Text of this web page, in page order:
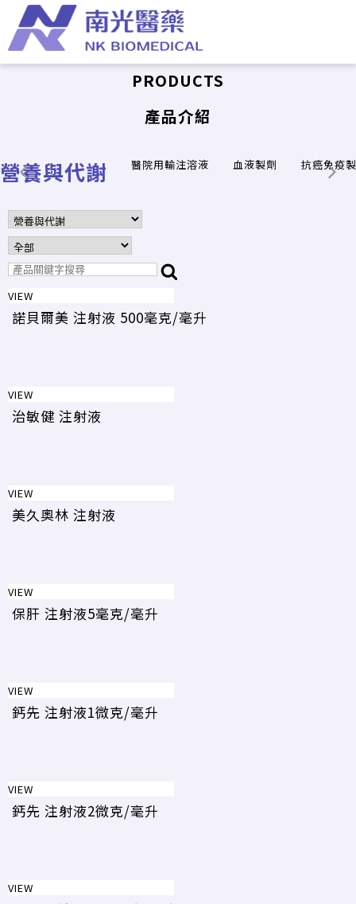
PRODUCTS
產品介紹
營養與代謝 醫院用輸注溶液 血液製劑 抗癌免疫
VIEW
諾貝爾美 注射液 500毫克/毫升
VIEW
治敏健 注射液
VIEW
美久奧林 注射液
VIEW
保肝 注射液5毫克/毫升
VIEW
鈣先 注射液1微克/毫升
VIEW
鈣先 注射液2微克/毫升
VIEW